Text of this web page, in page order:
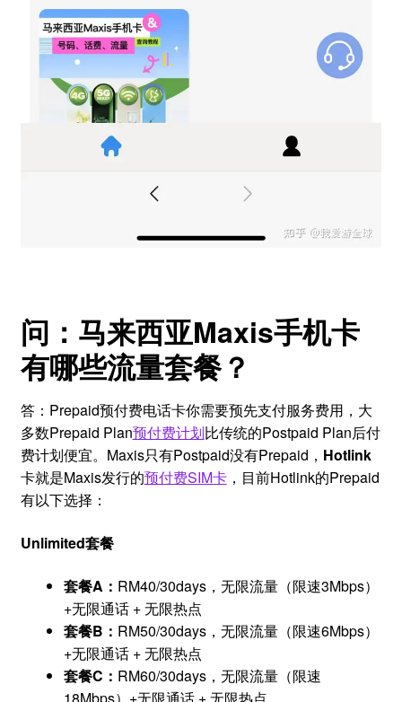
问：马来西亚Maxis手机卡
有哪些流量套餐？
答：Prepaid预付费电话卡你需要预先支付服务费用，大
多数Prepaid Plan预付费计划比传统的Postpaid Plan后付
费计划便宜。Maxis只有Postpaid没有Prepaid， Hotlink
卡就是Maxis发行的预付费SIM卡，目前Hotlink的Prepaid
有以下选择：
Unlimited套餐
套餐A： RM40/30days，无限流量（限速3Mbps）
+无限通话 + 无限热点
套餐B： RM50/30days，无限流量（限速6Mbps）
+无限通话 + 无限热点
套餐C： RM60/30days，无限流量（限速
18Mbps）+无限通话 + 无限热点